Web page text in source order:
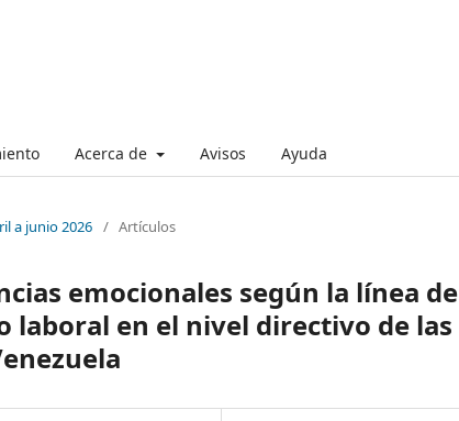
Acerca de Avisos Ayuda
a junio 2026 / Artículos
emocionales según la línea de
laboral en el nivel directivo de las